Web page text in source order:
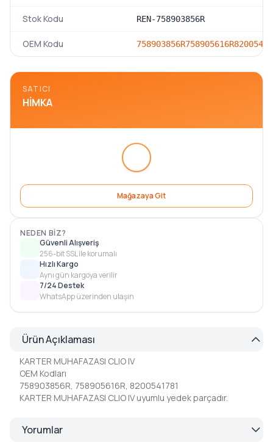
Stok Kodu REN-758903856R
OEM Kodu 758903856R758905616R
SATICI
HIMKA
Mağazaya Git
NEDEN BIZ?
Güvenli Alışveriş
256-bit SSL ile korumalı
Hızlı Kargo
Aynı gün kargoya verilir
7/24 Destek
WhatsApp üzerinden ulaşın
Ürün Açıklaması
KARTER MUHAFAZASI CLIO IV
OEM Kodları
758903856R, 758905616R, 8200541781
KARTER MUHAFAZASI CLIO IV uyumlu yedek parçadır.
Yorumlar